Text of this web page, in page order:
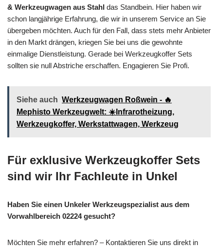
& Werkzeugwagen aus Stahl das Standbein. Hier haben wir
schon langjährige Erfahrung, die wir in unserem Service an Sie
übergeben möchten. Auch für den Fall, dass stets mehr Anbieter
in den Markt drängen, kriegen Sie bei uns die gewohnte
einmalige Dienstleistung. Gerade bei Werkzeugkoffer Sets
sollten sie null Abstriche erschaffen. Engagieren Sie Profi.
Siehe auch Werkzeugwagen Roßwein - 🔥
Mephisto Werkzeugwelt: ☀️Infrarotheizung,
Werkzeugkoffer, Werkstattwagen, Werkzeug
Für exklusive Werkzeugkoffer Sets
sind wir Ihr Fachleute in Unkel
Haben Sie einen Unkeler Werkzeugspezialist aus dem
Vorwahlbereich 02224 gesucht?
Möchten Sie mehr erfahren? – Kontaktieren Sie uns direkt in